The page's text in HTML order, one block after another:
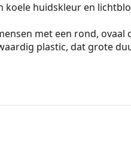
koele huidskleur en
met een rond, ovaal
plastic, dat grote
met als